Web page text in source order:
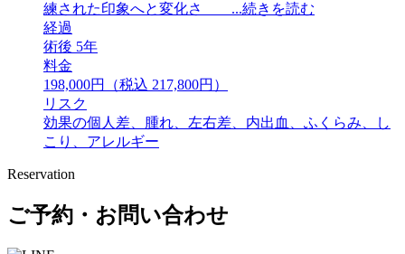
練された印象へと変化さ ...続きを読む
経過
術後 5年
料金
198,000円（税込 217,800円）
リスク
効果の個人差、腫れ、左右差、内出血、ふくらみ、し
こり、アレルギー
Reservation
ご予約・お問い合わせ